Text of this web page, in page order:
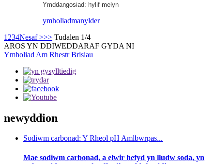
Ymddangosiad: hylif melyn
ymholiadmanylder
1 234Nesaf >>> Tudalen 1/4
AROS YN DDIWEDDARAF GYDA NI
Ymholiad Am Rhestr Brisiau
newyddion
Sodiwm carbonad: Y Rheol pH Amlbwrpas...
Mae sodiwm carbonad, a elwir hefyd yn lludw soda, yn